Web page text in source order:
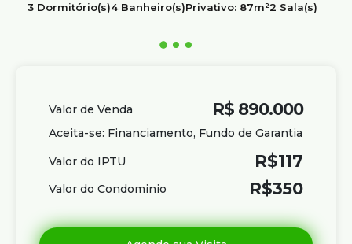
3 Dormitório(s)4 Banheiro(s)Privativo: 87m²2 Sala(s)
R$ 890.000
Valor de Venda
Aceita-se: Financiamento, Fundo de Garantia
Valor do IPTU
R$117
Valor do Condominio R$350